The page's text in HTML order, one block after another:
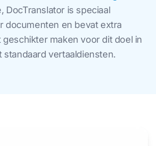
DocTranslator is speciaal
documenten en bevat extra
maken voor dit doel in
standaard vertaaldiensten.